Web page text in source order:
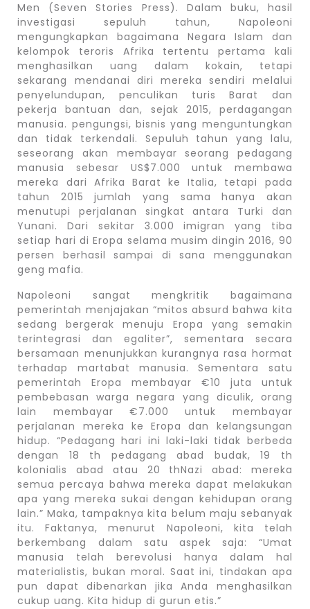
Men (Seven Stories Press). Dalam buku, hasil
investigasi sepuluh tahun, Napoleoni
mengungkapkan bagaimana Negara Islam dan
kelompok teroris Afrika tertentu pertama kali
menghasilkan uang dalam kokain, tetapi
sekarang mendanai diri mereka sendiri melalui
penyelundupan, penculikan turis Barat dan
pekerja bantuan dan, sejak 2015, perdagangan
manusia. pengungsi, bisnis yang menguntungkan
dan tidak terkendali. Sepuluh tahun yang lalu,
seseorang akan membayar seorang pedagang
manusia sebesar US$7.000 untuk membawa
mereka dari Afrika Barat ke Italia, tetapi pada
tahun 2015 jumlah yang sama hanya akan
menutupi perjalanan singkat antara Turki dan
Yunani. Dari sekitar 3.000 imigran yang tiba
setiap hari di Eropa selama musim dingin 2016, 90
persen berhasil sampai di sana menggunakan
geng mafia.
Napoleoni sangat mengkritik bagaimana
pemerintah menjajakan “mitos absurd bahwa kita
sedang bergerak menuju Eropa yang semakin
terintegrasi dan egaliter”, sementara secara
bersamaan menunjukkan kurangnya rasa hormat
terhadap martabat manusia. Sementara satu
pemerintah Eropa membayar €10 juta untuk
pembebasan warga negara yang diculik, orang
lain membayar €7.000 untuk membayar
perjalanan mereka ke Eropa dan kelangsungan
hidup. “Pedagang hari ini laki-laki tidak berbeda
dengan 18 th pedagang abad budak, 19 th
kolonialis abad atau 20 thNazi abad: mereka
semua percaya bahwa mereka dapat melakukan
apa yang mereka sukai dengan kehidupan orang
lain.” Maka, tampaknya kita belum maju sebanyak
itu. Faktanya, menurut Napoleoni, kita telah
berkembang dalam satu aspek saja: “Umat
manusia telah berevolusi hanya dalam hal
materialistis, bukan moral. Saat ini, tindakan apa
pun dapat dibenarkan jika Anda menghasilkan
cukup uang. Kita hidup di gurun etis.”